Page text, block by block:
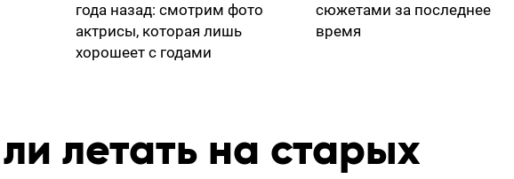
года назад: смотрим фото
актрисы, которая лишь
хорошеет с годами
сюжетами за последнее
время
летать на старых